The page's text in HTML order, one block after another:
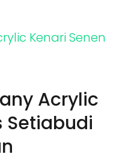
Acrylic
Setiabudi